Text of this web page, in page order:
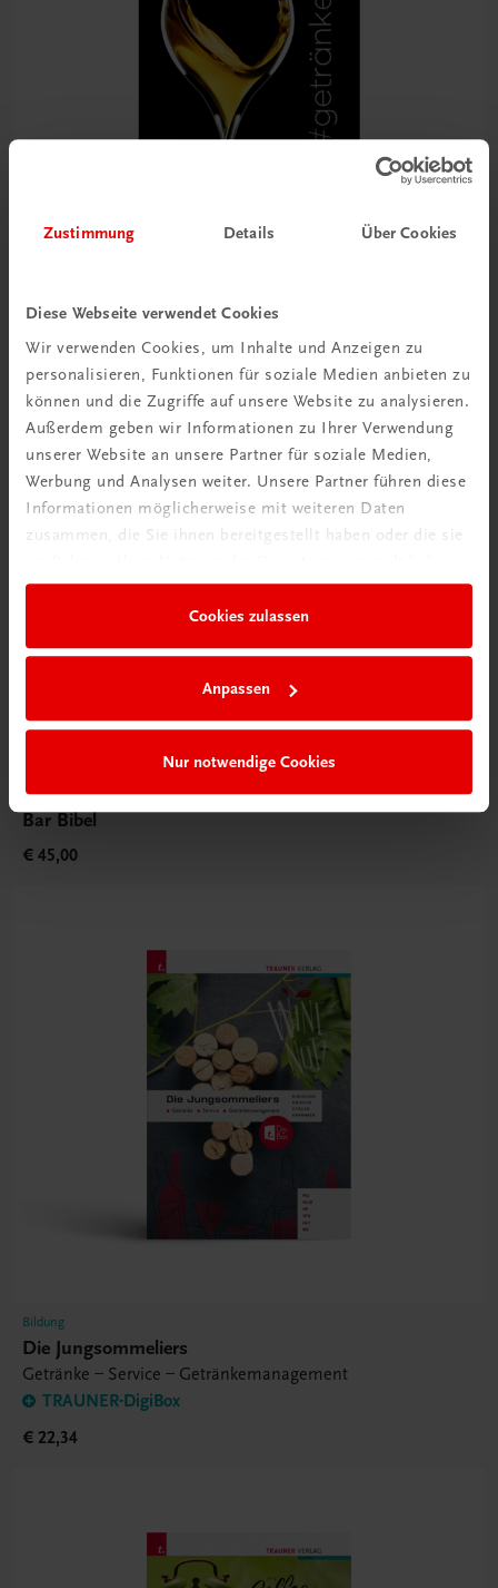
Zustimmung Details Über Cookies
Diese Webseite verwendet Cookies
Wir verwenden Cookies, um Inhalte und Anzeigen zu
personalisieren, Funktionen für soziale Medien anbieten zu
können und die Zugriffe auf unsere Website zu analysieren.
Außerdem geben wir Informationen zu Ihrer Verwendung
unserer Website an unsere Partner für soziale Medien,
Werbung und Analysen weiter. Unsere Partner führen diese
Informationen möglicherweise mit weiteren Daten
zusammen, die Sie ihnen bereitgestellt haben oder die sie
Cookies zulassen
Anpassen
Nur notwendige Cookies
Gastronomie
Bar Bibel
€ 45,00
Bildung
Die Jungsommeliers
Getränke – Service – Getränkemanagement
TRAUNER-DigiBox
€ 22,34